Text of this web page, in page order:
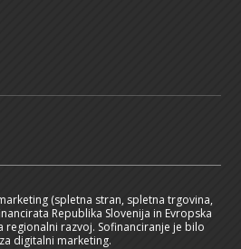
(spletna stran, spletna trgovina,
Republika Slovenija in Evropska
regionalni razvoj. Sofinanciranje je bilo
digitalni marketing.